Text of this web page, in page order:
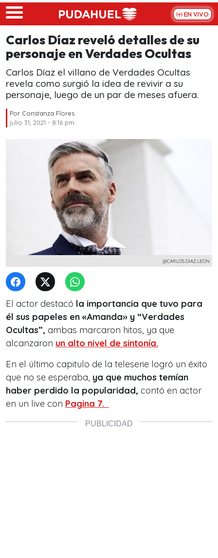
Skip to main content
EN VIVO
Carlos Díaz reveló detalles de su
personaje en Verdades Ocultas
Carlos Díaz el villano de Verdades Ocultas
revela como surgió la idea de revivir a su
personaje, luego de un par de meses afuera.
Por Constanza Flores
julio 31, 2021 - 8:16 pm
@CARLOS.DIAZ.LEON
El actor destacó la importancia que tuvo para
él sus papeles en «Amanda» y “Verdades
Ocultas”, ambas marcaron hitos, ya que
alcanzaron un alto nivel de sintonía.
En el último capitulo de la teleserie logró un éxito
que no se esperaba, ya que muchos temían
haber perdido la popularidad, contó en actor
en un live con Pagina 7.